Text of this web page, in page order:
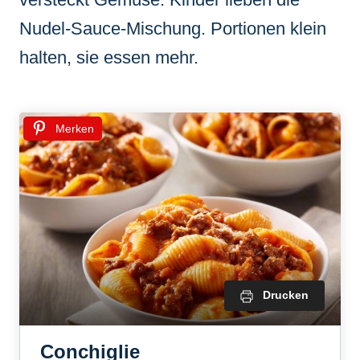
Nudel-Sauce-Mischung. Portionen klein
halten, sie essen mehr.
Merken
Drucken
Conchiglie